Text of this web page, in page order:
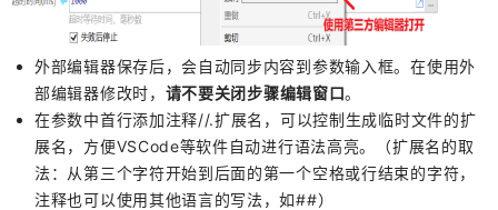
外部编辑器保存后，会自动同步内容到参数输入框。在使用外
部编辑器修改时， 请不要关闭步骤编辑窗口。
在参数中首行添加注释//.扩展名，可以控制生成临时文件的扩
展名，方便VSCode等软件自动进行语法高亮。（扩展名的取
法：从第三个字符开始到后面的第一个空格或行结束的字符，
注释也可以使用其他语言的写法，如##）